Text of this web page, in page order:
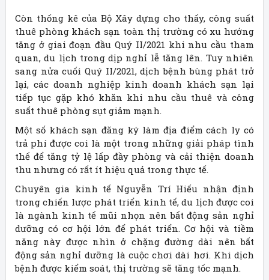
Còn thống kê của Bộ Xây dựng cho thấy, công suất
thuê phòng khách sạn toàn thị trường có xu hướng
tăng ở giai đoạn đầu Quý II/2021 khi nhu cầu tham
quan, du lịch trong dịp nghỉ lễ tăng lên. Tuy nhiên
sang nửa cuối Quý II/2021, dịch bệnh bùng phát trở
lại, các doanh nghiệp kinh doanh khách sạn lại
tiếp tục gặp khó khăn khi nhu cầu thuê và công
suất thuê phòng sụt giảm mạnh.
Một số khách sạn đăng ký làm địa điểm cách ly có
trả phí được coi là một trong những giải pháp tình
thế để tăng tỷ lệ lấp đầy phòng và cải thiện doanh
thu nhưng có rất ít hiệu quả trong thực tế.
Chuyên gia kinh tế Nguyễn Trí Hiếu nhận định
trong chiến lược phát triển kinh tế, du lịch được coi
là ngành kinh tế mũi nhọn nên bất động sản nghỉ
dưỡng có cơ hội lớn để phát triển. Cơ hội và tiềm
năng này được nhìn ở chặng đường dài nên bất
động sản nghỉ dưỡng là cuộc chơi dài hơi. Khi dịch
bệnh được kiểm soát, thị trường sẽ tăng tốc mạnh.